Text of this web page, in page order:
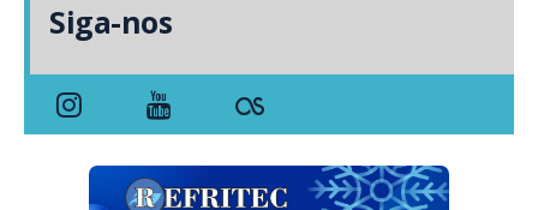
Siga-nos